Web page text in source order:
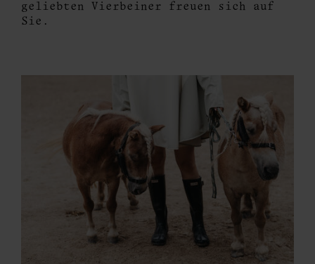
geliebten Vierbeiner freuen sich auf
Sie.